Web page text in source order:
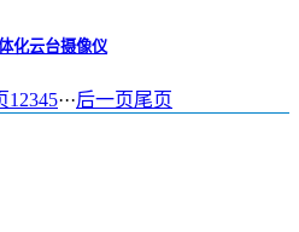
化云台摄像仪
1 2345···后一页尾页